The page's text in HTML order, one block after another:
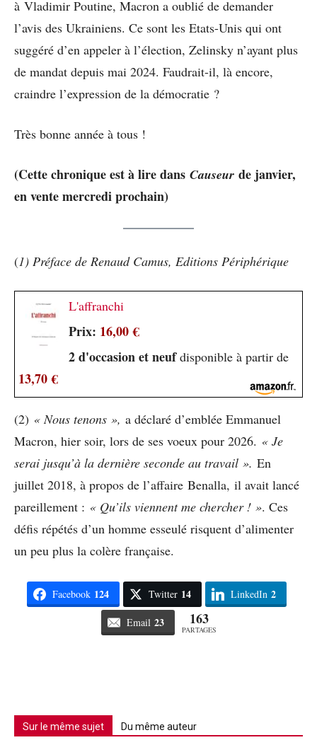
à Vladimir Poutine, Macron a oublié de demander
l’avis des Ukrainiens. Ce sont les Etats-Unis qui ont
suggéré d’en appeler à l’élection, Zelinsky n’ayant plus
de mandat depuis mai 2024. Faudrait-il, là encore,
craindre l’expression de la démocratie ?
Très bonne année à tous !
(Cette chronique est à lire dans Causeur de janvier,
en vente mercredi prochain)
(1) Préface de Renaud Camus, Editions Périphérique
L'affranchi
Prix: 16,00 €
2 d'occasion et neufdisponible à partir de
13,70 €
(2) « Nous tenons », a déclaré d’emblée Emmanuel
Macron, hier soir, lors de ses voeux pour 2026. « Je
serai jusqu’à la dernière seconde au travail ». En
juillet 2018, à propos de l’affaire Benalla, il avait lancé
pareillement : « Qu’ils viennent me chercher ! ». Ces
défis répétés d’un homme esseulé risquent d’alimenter
un peu plus la colère française.
Facebook 124 Twitter 14 LinkedIn 2
Email 23 163
PARTAGES
Sur le même sujet Du même auteur